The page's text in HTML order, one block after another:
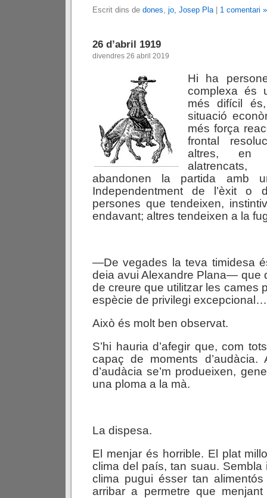
Escrit dins de dones, jo, Josep Pla| 1 comentari »
26 d’abril 1919
divendres 26 abril 2019
Hi ha
complexa és
més difícil
situació
més força
frontal
altres, en
abandonen la partida amb
Independentment de l’èxit o
persones que tendeixen,
endavant; altres tendeixen a la
—De vegades la teva timidesa
deia avui Alexandre Plana— que
de creure que utilitzar les cames
espècie de privilegi excepcional…
Això és molt ben observat.
S’hi hauria d’afegir que, com
capaç de moments d’audàcia.
d’audàcia se’m produeixen,
una ploma a la mà.
La dispesa.
El menjar és horrible. El plat
clima del país, tan suau. Sembla
clima pugui ésser tan
arribar a permetre que